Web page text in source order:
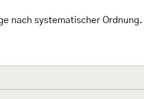
nach systematischer